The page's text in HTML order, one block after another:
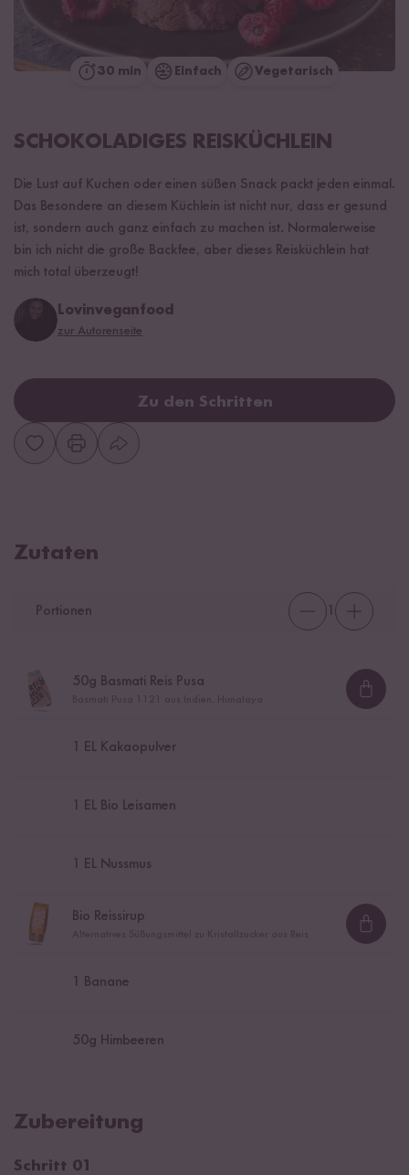
30 min Einfach Vegetarisch
SCHOKOLADIGES REISKÜCHLEIN
Die Lust auf Kuchen oder einen süßen Snack packt jeden einmal.
Das Besondere an diesem Küchlein ist nicht nur, dass er gesund
ist, sondern auch ganz einfach zu machen ist. Normalerweise
bin ich nicht die große Backfee, aber dieses Reisküchlein hat
mich total überzeugt!
Lovinveganfood
zur Autorenseite
Zu den Schritten
Zutaten
Portionen
50g Basmati Reis Pusa
1 EL Kakaopulver
1 EL Bio Leisamen
1 EL Nussmus
Bio Reissirup
1 Banane
50g Himbeeren
Zubereitung
Schritt 01